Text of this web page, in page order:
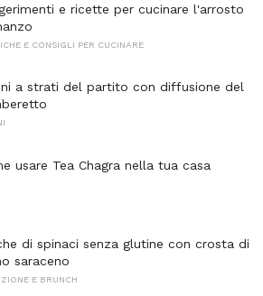
e ricette per cucinare l'arrosto
E CONSIGLI PER CUCINARE
a strati del partito con diffusione del
usare Tea Chagra nella tua casa
di spinaci senza glutine con crosta di
saraceno
E BRUNCH